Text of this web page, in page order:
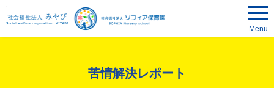
Menu
苦情解決レポート